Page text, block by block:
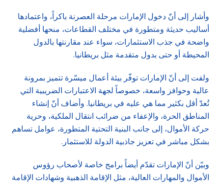
وأشار إلى أنّ دخول الإمارات مرحلة العصرنة باكراً، واعتمادها
أساليب حديثة ومتطورة في مختلف القطاعات، منحها أفضلية
واضحة في جذب الاستثمارات، سواء عند مقارنتها بالدول
المحيطة أو حتى بدول متقدمة مثل بريطانيا.
ولفت إلى أنّ الإمارات توفّر بيئة أعمال ميسّرة تتميز بمرونة
عالية وحوافز واسعة، خصوصاً لجهة الاعتبارات الضريبية التي
تُعدّ أقل بكثير مما هي عليه في بريطانيا. وأضاف أنّ إنشاء
المناطق الحرة، والإعفاء من ضرائب انتقال الملكية، وحرية
حركة الأموال، إلى جانب البنية التحتية المتطورة، عوامل تساهم
بشكل مباشر في تعزيز جاذبية الدولة للاستثمار.
وبيّن أنّ الإمارات تقدّم أيضاً برامج خاصة لأصحاب رؤوس
الأموال والمهارات العالية، مثل الإقامة الذهبية وشهادات الإقامة